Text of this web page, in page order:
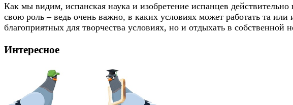
Как мы видим, испанская наука и изобретение испанцев
свою роль – ведь очень важно, в каких условиях может работать та
благоприятных для творчества условиях, но и отдыхать в собственной
Интересное